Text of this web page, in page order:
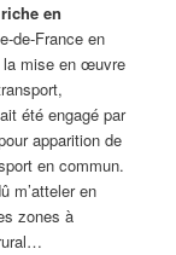
en
de-France en
la mise en œuvre
été engagé par
apparition de
en commun.
m’atteler en
zones à